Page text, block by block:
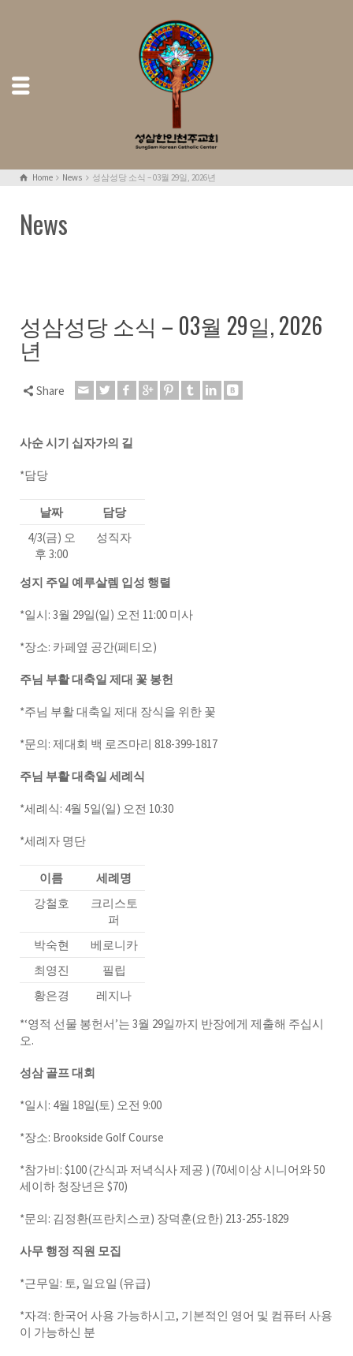
Home News 성삼성당 소식 – 03월 29일, 2026년
News
성삼성당 소식 – 03월 29일, 2026
년
Share
사순 시기 십자가의 길
*담당
날짜
담당
4/3(금) 오
후 3:00
성직자
성지 주일 예루살렘 입성 행렬
*일시: 3월 29일(일) 오전 11:00 미사
*장소: 카페옆 공간(페티오)
주님 부활 대축일 제대 꽃 봉헌
*주님 부활 대축일 제대 장식을 위한 꽃
*문의: 제대회 백 로즈마리 818-399-1817
주님 부활 대축일 세례식
*세례식: 4월 5일(일) 오전 10:30
*세례자 명단
이름
세례명
강철호
크리스토
퍼
박숙현
베로니카
최영진
필립
황은경
레지나
*‘영적 선물 봉헌서’는 3월 29일까지 반장에게 제출해 주십시
오.
성삼 골프 대회
*일시: 4월 18일(토) 오전 9:00
*장소: Brookside Golf Course
*참가비: $100 (간식과 저녁식사 제공 ) (70세이상 시니어와 50
세이하 청장년은 $70)
*문의: 김정환(프란치스코) 장덕훈(요한) 213-255-1829
사무 행정 직원 모집
*근무일: 토, 일요일 (유급)
*자격: 한국어 사용 가능하시고, 기본적인 영어 및 컴퓨터 사용
이 가능하신 분